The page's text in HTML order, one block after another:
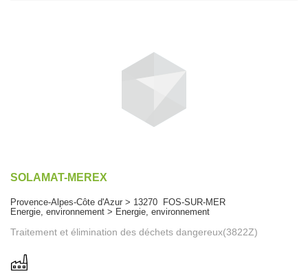
SOLAMAT-MEREX
Provence-Alpes-Côte d'Azur > 13270 FOS-SUR-MER
Energie, environnement > Energie, environnement
Traitement et élimination des déchets dangereux(3822Z)